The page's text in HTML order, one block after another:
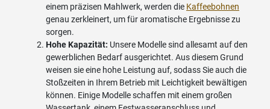
einem präzisen Mahlwerk, werden die Kaffeebohnen
genau zerkleinert, um für aromatische Ergebnisse zu
sorgen.
Hohe Kapazität: Unsere Modelle sind allesamt auf den
gewerblichen Bedarf ausgerichtet. Aus diesem Grund
weisen sie eine hohe Leistung auf, sodass Sie auch die
Stoßzeiten in Ihrem Betrieb mit Leichtigkeit bewältigen
können. Einige Modelle schaffen mit einem großen